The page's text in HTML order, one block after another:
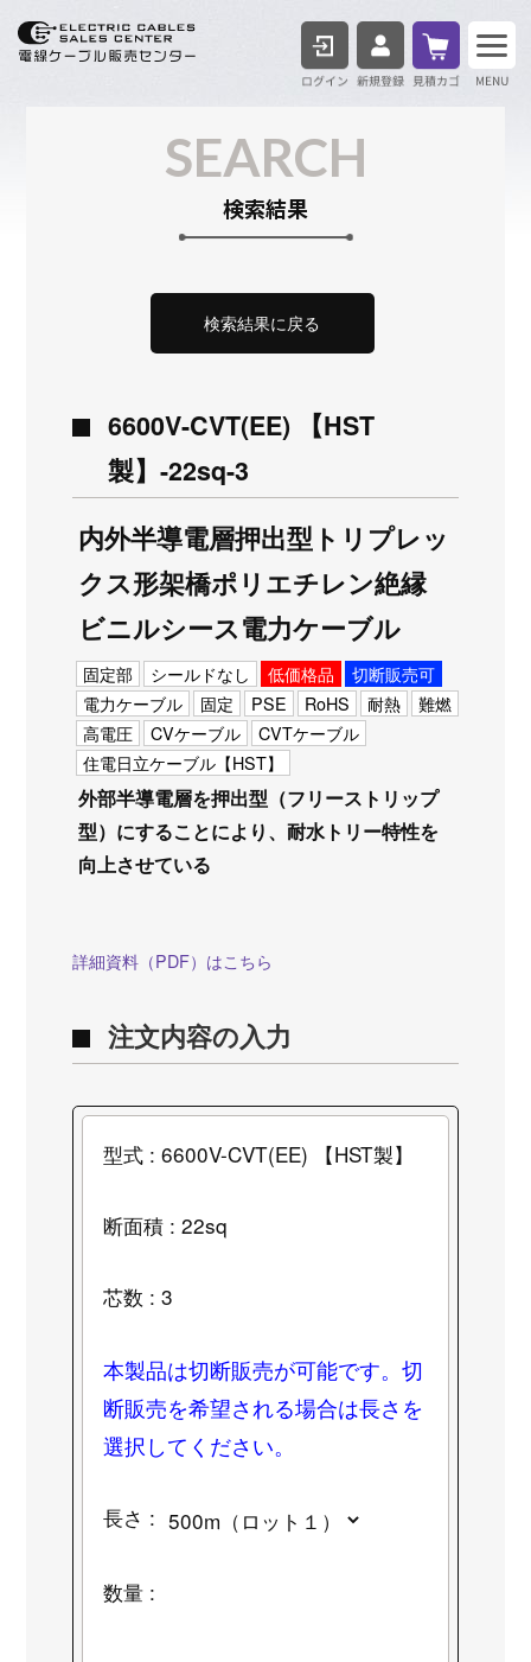
ログイン 見積
SEARCH
検索結果
検索結果に戻る
6600V-CVT(EE) 【HST
製】-22sq-3
内外半導電層押出型トリプレッ
クス形架橋ポリエチレン絶縁
ビニルシース電力ケーブル
固定部 シールドなし 低価格品
切断販売可
電力ケーブル
固定 PSE RoHS 耐熱
難燃
高電圧
CVケーブル
CVTケーブル
住電日立ケーブル【HST】
外部半導電層を押出型（フリーストリップ
型）にすることにより、耐水トリー特性を
向上させている
詳細資料（PDF）はこちら
注文内容の入力
型式 : 6600V-CVT(EE) 【HST製】
断面積 : 22sq
芯数 : 3
本製品は切断販売が可能です。切
断販売を希望される場合は長さを
選択してください。
長さ :
数量 :